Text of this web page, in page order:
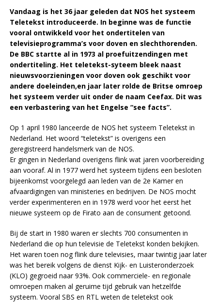
Vandaag is het 36 jaar geleden dat NOS het systeem
Teletekst introduceerde. In beginne was de functie
vooral ontwikkeld voor het ondertitelen van
televisieprogramma’s voor doven en slechthorenden.
De BBC startte al in 1973 al proefuitzendingen met
ondertiteling. Het teletekst-syteem bleek naast
nieuwsvoorzieningen voor doven ook geschikt voor
andere doeleinden,en jaar later rolde de Britse omroep
het systeem verder uit onder de naam Ceefax. Dit was
een verbastering van het Engelse “see facts”.
Op 1 april 1980 lanceerde de NOS het systeem Teletekst in
Nederland. Het woord “teletekst” is overigens een
geregistreerd handelsmerk van de NOS.
Er gingen in Nederland overigens flink wat jaren voorbereiding
aan vooraf. Al in 1977 werd het systeem tijdens een besloten
bijeenkomst voorgelegd aan leden van de 2e Kamer en
afvaardigingen van ministeries en bedrijven. De NOS mocht
verder experimenteren en in 1978 werd voor het eerst het
nieuwe systeem op de Firato aan de consument getoond.
Bij de start in 1980 waren er slechts 700 consumenten in
Nederland die op hun televisie de Teletekst konden bekijken.
Het waren toen nog flink dure televisies, maar twintig jaar later
was het bereik volgens de dienst Kijk- en Luisteronderzoek
(KLO) gegroeid naar 93%. Ook commerciele- en regionale
omroepen maken al geruime tijd gebruik van hetzelfde
systeem. Vooral SBS en RTL weten de teletekst ook